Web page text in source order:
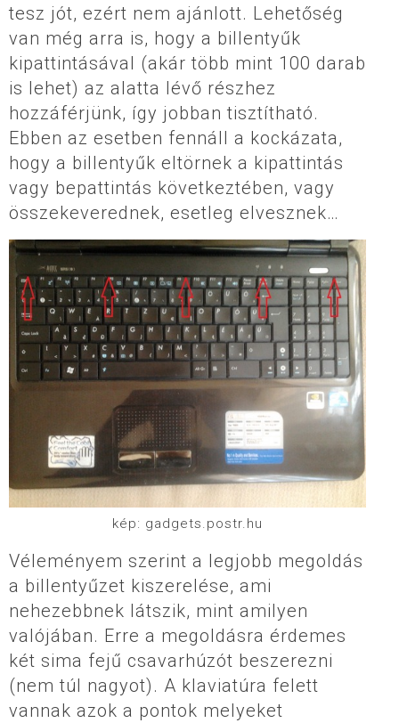
tesz jót, ezért nem ajánlott. Lehetőség
van még arra is, hogy a billentyűk
kipattintásával (akár több mint 100 darab
is lehet) az alatta lévő részhez
hozzáférjünk, így jobban tisztítható.
Ebben az esetben fennáll a kockázata,
hogy a billentyűk eltörnek a kipattintás
vagy bepattintás következtében, vagy
összekeverednek, esetleg elvesznek…
kép: gadgets.postr.hu
Véleményem szerint a legjobb megoldás
a billentyűzet kiszerelése, ami
nehezebbnek látszik, mint amilyen
valójában. Erre a megoldásra érdemes
két sima fejű csavarhúzót beszerezni
(nem túl nagyot). A klaviatúra felett
vannak azok a pontok melyeket